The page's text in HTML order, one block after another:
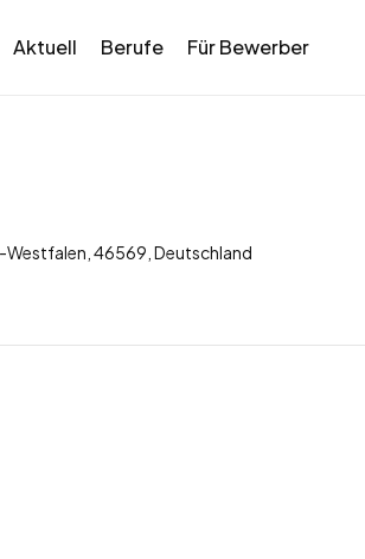
Aktuell Berufe Für Bewerber
Westfalen, 46569, Deutschland